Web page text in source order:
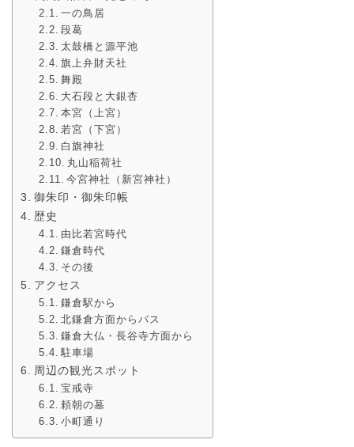
一の鳥居
段葛
太鼓橋と源平池
旗上弁財天社
舞殿
大石段と大銀杏
本宮（上宮）
若宮（下宮）
白旗神社
丸山稲荷社
今宮神社（新宮神社）
御朱印・御朱印帳
歴史
由比若宮時代
鎌倉時代
その後
アクセス
鎌倉駅から
北鎌倉方面からバス
鎌倉大仏・長谷寺方面から
駐車場
周辺の観光スポット
宝戒寺
頼朝の墓
小町通り